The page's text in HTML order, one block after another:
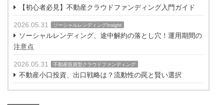
【初心者必見】不動産クラウドファンディング入門ガイド
2026.05.31 ソーシャルレンディングInsight
ソーシャルレンディング、途中解約の落とし穴！運用期間の
注意点
2026.05.31 不動産投資型クラウドファンディング
不動産小口投資、出口戦略は？流動性の罠と賢い選択